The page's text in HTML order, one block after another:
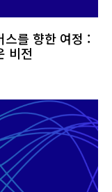
스를 향한 여정 :
비전